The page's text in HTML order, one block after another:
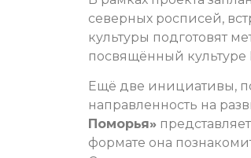
северных росписей,
культуры подготовят
посвящённый культуре
Ещё две инициативы,
направленность на
Поморья»
формате она